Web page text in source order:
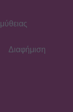
Διαφήμιση